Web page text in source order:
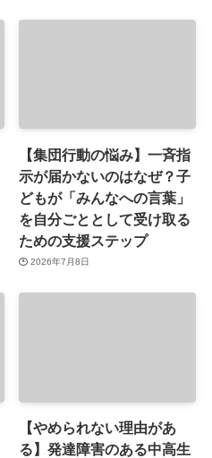
【集団行動の悩み】一斉指
示が届かないのはなぜ？子
どもが「みんなへの言葉」
を自分ごととして受け取る
ための支援ステップ
2026年7月8日
【やめられない理由があ
る】発達障害のある中高生